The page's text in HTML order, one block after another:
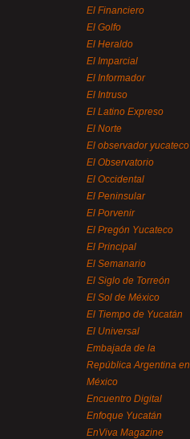
El Financiero
El Golfo
El Heraldo
El Imparcial
El Informador
El Intruso
El Latino Expreso
El Norte
El observador yucateco
El Observatorio
El Occidental
El Peninsular
El Porvenir
El Pregón Yucateco
El Principal
El Semanario
El Siglo de Torreón
El Sol de México
El Tiempo de Yucatán
El Universal
Embajada de la
República Argentina en
México
Encuentro Digital
Enfoque Yucatán
EnViva Magazine